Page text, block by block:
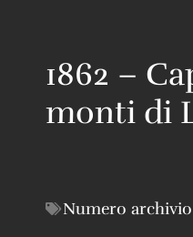
1862 –
monti di
Numero